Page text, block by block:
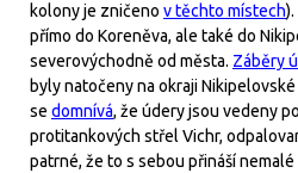
kolony je zničeno v těchto místech
přímo do Koreněva, ale také do
severovýchodně od města. Záběry
byly natočeny na okraji Nikipelovské
se domnívá, že údery jsou vedeny
protitankových střel Vichr,
patrné, že to s sebou přináší